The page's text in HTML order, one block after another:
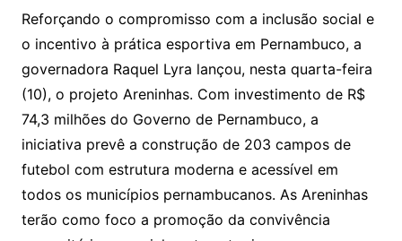
Reforçando o compromisso com a inclusão social e
o incentivo à prática esportiva em Pernambuco, a
governadora Raquel Lyra lançou, nesta quarta-feira
(10), o projeto Areninhas. Com investimento de R$
74,3 milhões do Governo de Pernambuco, a
iniciativa prevê a construção de 203 campos de
futebol com estrutura moderna e acessível em
todos os municípios pernambucanos. As Areninhas
terão como foco a promoção da convivência